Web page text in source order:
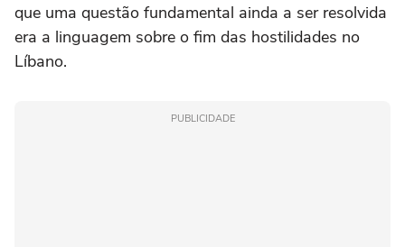
que uma questão fundamental ainda a ser resolvida
era a linguagem sobre o fim das hostilidades no
Líbano.
PUBLICIDADE